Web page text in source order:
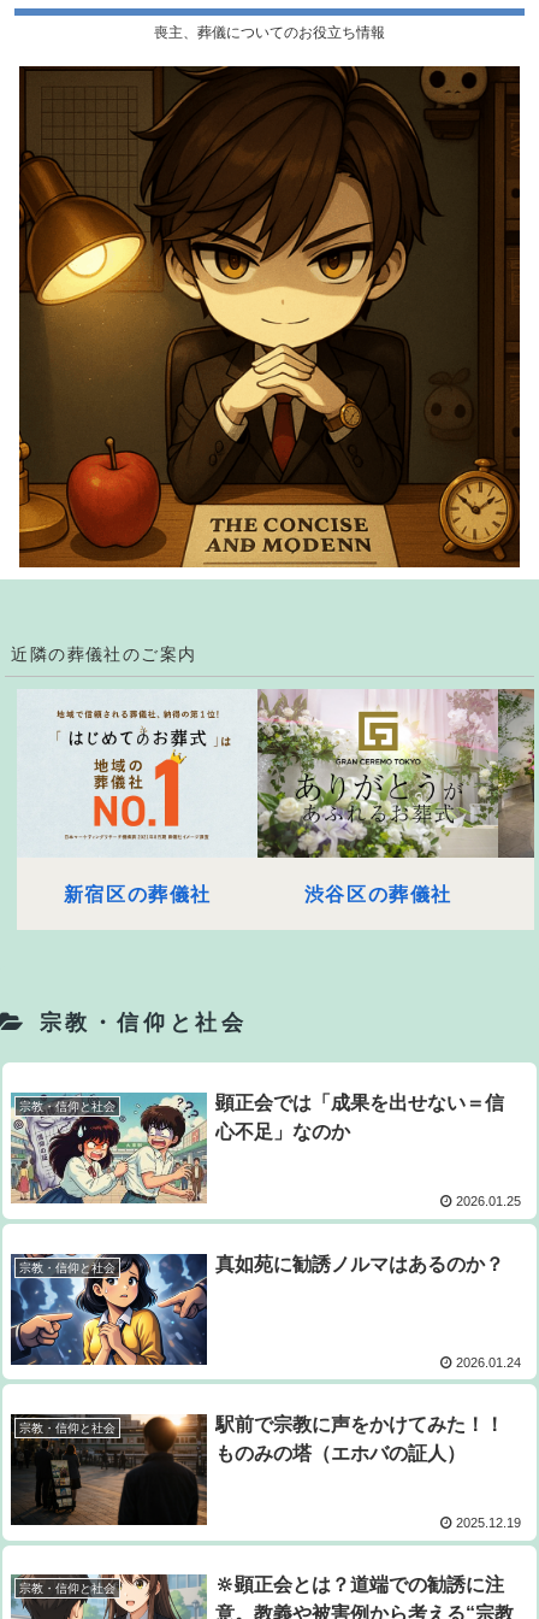
喪主、葬儀についてのお役立ち情報
近隣の葬儀社のご案内
新宿区の葬儀社 渋谷区の葬儀社
宗教・信仰と社会
宗教・信仰と社会
顕正会では「成果を出せない＝信
心不足」なのか
2026.01.25
宗教・信仰と社会 真如苑に勧誘ノルマはあるのか？
2026.01.24
宗教・信仰と社会
駅前で宗教に声をかけてみた！！
ものみの塔（エホバの証人）
2025.12.19
宗教・信仰と社会
🔆顕正会とは？道端での勧誘に注
意。教義や被害例から考える“宗教